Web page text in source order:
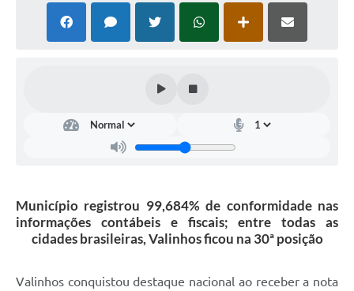
Galeria de Fotos
Galeria de Vídeos
Conselhos Municipais
Município registrou 99,684% de conformidade nas
informações contábeis e fiscais; entre todas as
cidades brasileiras, Valinhos ficou na 30ª posição
Valinhos conquistou destaque nacional ao receber a nota